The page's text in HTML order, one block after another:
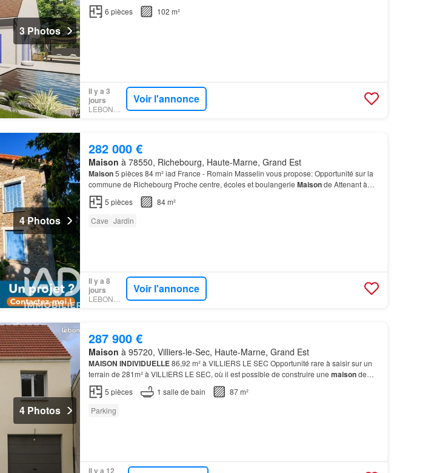
3 Photos
6 pièces 102 m²
Il y a 3
jours
Voir l'annonce
4 Photos
282 000 €
Maison à 78550, Richebourg, Haute-Marne, Grand Est
Maison5 pièces 84 m² iad France - Romain Masselin vous propose: Opportunité sur la
commune de Richebourg Proche centre, écoles et boulangerie Maisonde Attenant à
cette
une longère de 70m2 au sol qui peut faire office…
5 pièces
84 m²
Cave Jardin
Il y a 8
jours
Voir l'annonce
4 Photos
287 900 €
Maison à 95720, Villiers-le-Sec, Haute-Marne, Grand Est
MAISON INDIVIDUELLE86,92 m² à VILLIERS LE SEC Opportunité rare à saisir sur un
terrain de 281m² à VILLIERS LE SEC, où il est possible de construire une maisonde
86,92m² avec 4 chambres.
5 pièces 1 salle de bain
87 m²
Parking
Il y a 12